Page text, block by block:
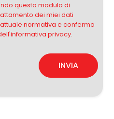
questo modulo di
dei miei dati
normativa e confermo
privacy.
INVIA